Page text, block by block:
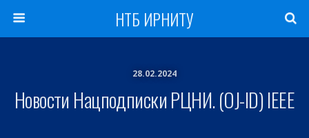
НТБ ИРНИТУ
28.02.2024
Новости Нацподписки РЦНИ. (OJ-ID) IEEE